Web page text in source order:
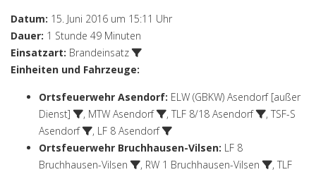
Datum: 15. Juni 2016 um 15:11 Uhr
Dauer: 1 Stunde 49 Minuten
Einsatzart: Brandeinsatz
Einheiten und Fahrzeuge:
Ortsfeuerwehr Asendorf: ELW (GBKW) Asendorf [außer
Dienst]
, MTW Asendorf , TLF 8/18 Asendorf , TSF-S
Asendorf
, LF 8 Asendorf
Ortsfeuerwehr Bruchhausen-Vilsen: LF 8
Bruchhausen-Vilsen
, RW 1 Bruchhausen-Vilsen , TLF